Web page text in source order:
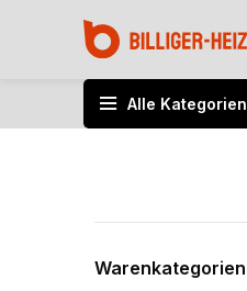
Alle Kategorien
Warenkategorien